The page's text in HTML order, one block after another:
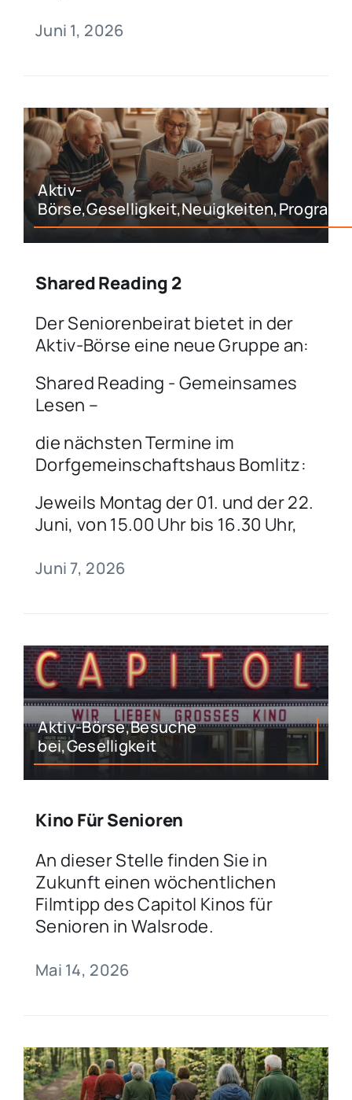
Juni 1, 2026
Aktiv-
Shared Reading 2
Der Seniorenbeirat bietet in der
Aktiv-Börse eine neue Gruppe an:
Shared Reading - Gemeinsames
Lesen –
die nächsten Termine im
Dorfgemeinschaftshaus Bomlitz:
Jeweils Montag der 01. und der 22.
Juni, von 15.00 Uhr bis 16.30 Uhr,
Juni 7, 2026
Aktiv-Börse,Besuche
bei,Geselligkeit
Kino Für Senioren
An dieser Stelle finden Sie in
Zukunft einen wöchentlichen
Filmtipp des Capitol Kinos für
Senioren in Walsrode.
Mai 14, 2026